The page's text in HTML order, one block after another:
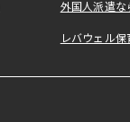
外国人派遣な
レバウェル